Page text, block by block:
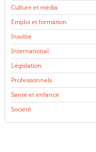
Culture et média
Emploi et formation
Insolite
International
Législation
Professionnels
Santé et enfance
Société